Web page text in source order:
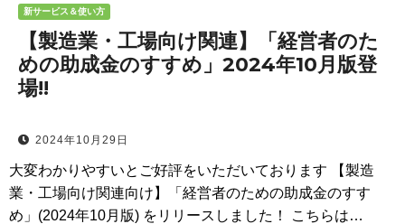
新サービス＆使い方
【製造業・工場向け関連】「経営者のた
めの助成金のすすめ」2024年10月版登
場!!
2024年10月29日
大変わかりやすいとご好評をいただいております 【製造
業・工場向け関連向け】「経営者のための助成金のすす
め」(2024年10月版) をリリースしました！ こちらは…